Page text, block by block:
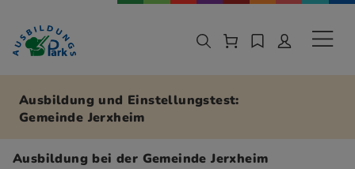
Zur Navigation springen
Zu den Hauptinhalten springen
Ausbildung und Einstellungstest:
Gemeinde Jerxheim
Ausbildung bei der Gemeinde Jerxheim